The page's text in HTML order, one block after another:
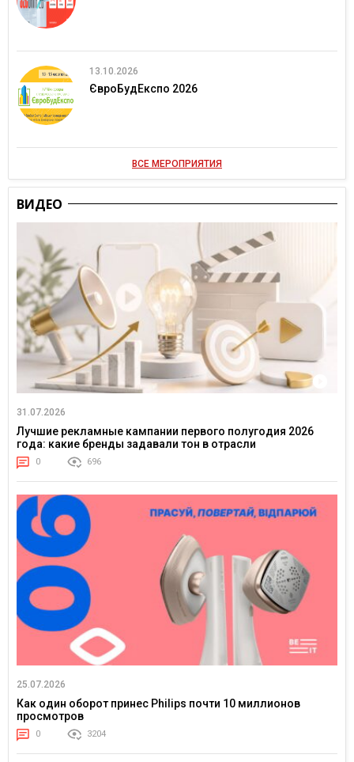
13.10.2026
ЄвроБудЕкспо 2026
ВСЕ МЕРОПРИЯТИЯ
ВИДЕО
31.07.2026
Лучшие рекламные кампании первого полугодия 2026
года: какие бренды задавали тон в отрасли
0 696
25.07.2026
Как один оборот принес Philips почти 10 миллионов
просмотров
0 3204